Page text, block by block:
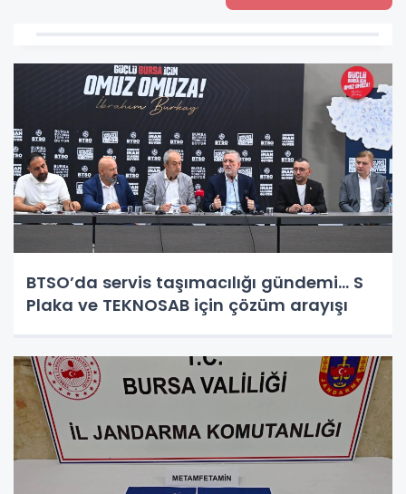
BTSO’da servis taşımacılığı gündemi... S
Plaka ve TEKNOSAB için çözüm arayışı